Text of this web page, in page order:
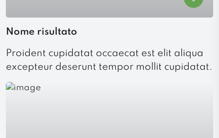
Nome risultato
Proident cupidatat occaecat est elit aliqua
excepteur deserunt tempor mollit cupidatat.